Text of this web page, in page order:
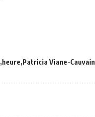
heure Patricia Viane-Cauvain